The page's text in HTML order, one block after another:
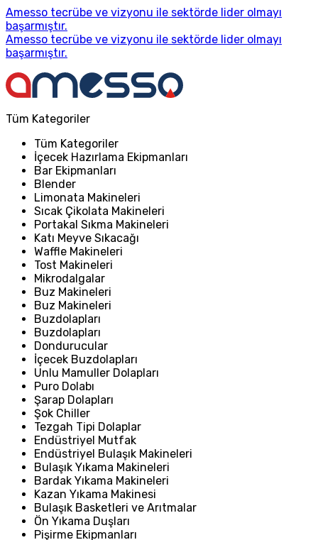
Amesso tecrübe ve vizyonu ile sektörde lider olmayı
başarmıştır.
Amesso tecrübe ve vizyonu ile sektörde lider olmayı
başarmıştır.
Tüm Kategoriler
Tüm Kategoriler
İçecek Hazırlama Ekipmanları
Bar Ekipmanları
Blender
Limonata Makineleri
Sıcak Çikolata Makineleri
Portakal Sıkma Makineleri
Katı Meyve Sıkacağı
Waffle Makineleri
Tost Makineleri
Mikrodalgalar
Buz Makineleri
Buz Makineleri
Buzdolapları
Buzdolapları
Dondurucular
İçecek Buzdolapları
Unlu Mamuller Dolapları
Puro Dolabı
Şarap Dolapları
Şok Chiller
Tezgah Tipi Dolaplar
Endüstriyel Mutfak
Endüstriyel Bulaşık Makineleri
Bulaşık Yıkama Makineleri
Bardak Yıkama Makineleri
Kazan Yıkama Makinesi
Bulaşık Basketleri ve Arıtmalar
Ön Yıkama Duşları
Pişirme Ekipmanları